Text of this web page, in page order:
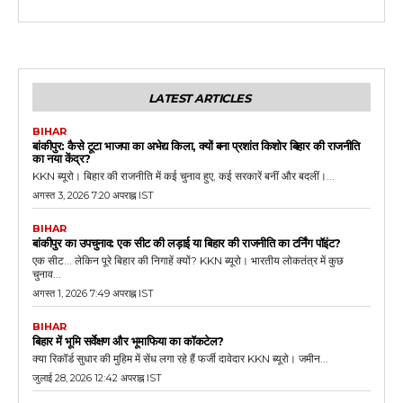
LATEST ARTICLES
BIHAR
बांकीपुर: कैसे टूटा भाजपा का अभेद्य किला, क्यों बना प्रशांत किशोर बिहार की राजनीति
का नया केंद्र?
KKN ब्यूरो। बिहार की राजनीति में कई चुनाव हुए, कई सरकारें बनीं और बदलीं।...
अगस्त 3, 2026 7:20 अपराह्न IST
BIHAR
बांकीपुर का उपचुनाव: एक सीट की लड़ाई या बिहार की राजनीति का टर्निंग पॉइंट?
एक सीट... लेकिन पूरे बिहार की निगाहें क्यों? KKN ब्यूरो। भारतीय लोकतंत्र में कुछ
चुनाव...
अगस्त 1, 2026 7:49 अपराह्न IST
BIHAR
बिहार में भूमि सर्वेक्षण और भूमाफिया का कॉकटेल?
क्या रिकॉर्ड सुधार की मुहिम में सेंध लगा रहे हैं फर्जी दावेदार KKN ब्यूरो। जमीन...
जुलाई 28, 2026 12:42 अपराह्न IST